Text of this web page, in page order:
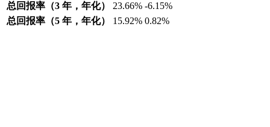
总回报率（3 年，年化）
23.66% -6.15%
总回报率（5 年，年化）
15.92% 0.82%